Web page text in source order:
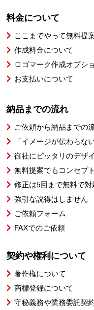
料金について
ここまでやって無料提
作成料金について
ロゴマーク作成オプシ
お支払いについて
納品までの流れ
ご依頼から納品までの
「イメージが伝わらな
御社にピッタリのデザ
無料提案でもコンセプ
修正は5回まで無料で対
強引な説得はしません
ご依頼フォーム
FAXでのご依頼
契約や権利について
著作権について
商標登録について
守秘義務や業務委託契